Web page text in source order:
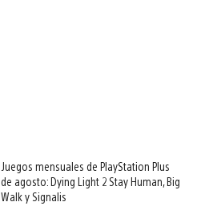
Juegos mensuales de PlayStation Plus
de agosto: Dying Light 2 Stay Human, Big
Walk y Signalis